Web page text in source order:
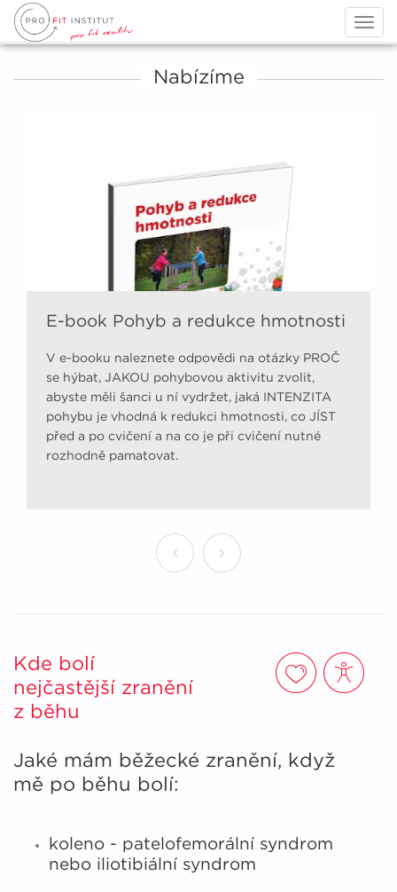
Nabízíme
E-book Pohyb a redukce hmotnosti
V e-booku naleznete odpovědi na otázky PROČ
se hýbat, JAKOU pohybovou aktivitu zvolit,
abyste měli šanci u ní vydržet, jaká INTENZITA
pohybu je vhodná k redukci hmotnosti, co JÍST
před a po cvičení a na co je při cvičení nutné
rozhodně pamatovat.
Kde bolí
nejčastější zranění
z běhu
Jaké mám běžecké zranění, když
mě po běhu bolí:
koleno - patelofemorální syndrom
nebo iliotibiální syndrom